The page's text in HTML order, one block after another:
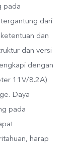
pada
dari
dan
dan versi
dengan
11V/8.2A)
Daya
pada
harap